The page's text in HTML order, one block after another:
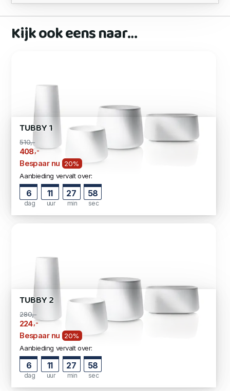
Kijk ook eens naar…
TUBBY 1
510,-
408,-
Bespaar nu
20%
Aanbieding vervalt over:
6
dag
11
uur
27
min
58
sec
TUBBY 2
280,-
224,-
Bespaar nu
20%
Aanbieding vervalt over:
6
dag
11
uur
27
min
58
sec